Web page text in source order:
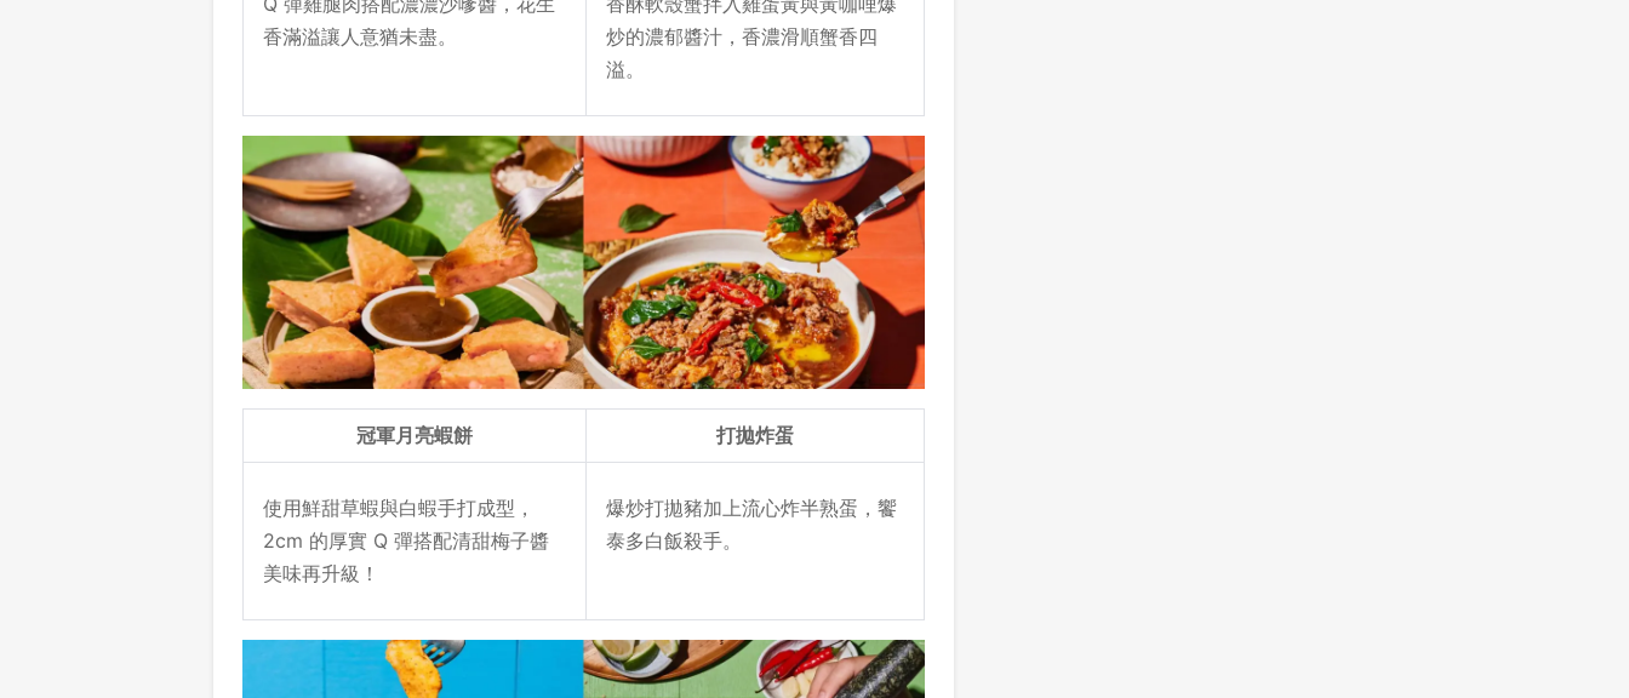
香滿溢讓人意猶未盡。
炒的濃郁醬汁，香濃滑順蟹香四
溢。
冠軍月亮蝦餅 打拋炸蛋
使用鮮甜草蝦與白蝦手打成型，
2cm 的厚實 Q 彈搭配清甜梅子醬
美味再升級！
爆炒打拋豬加上流心炸半熟蛋，饗
泰多白飯殺手。